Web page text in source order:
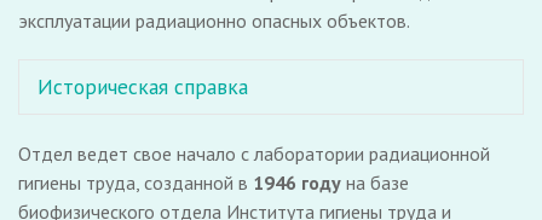
эксплуатации радиационно опасных объектов.
Историческая справка
Отдел ведет свое начало с лаборатории радиационной
гигиены труда, созданной в 1946 году на базе
биофизического отдела Института гигиены труда и